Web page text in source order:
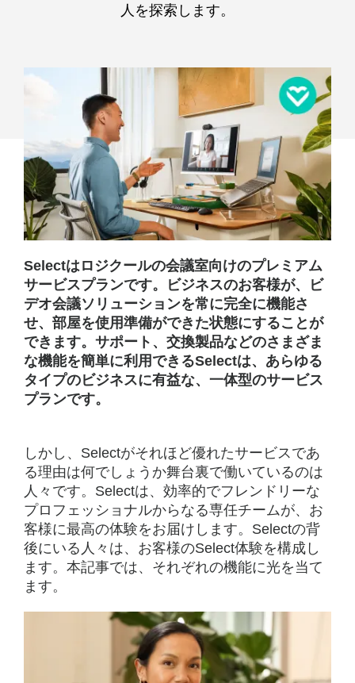
支
る
チ
ー
ム
人を探索します。
Selectはロジクールの会議室向けのプレミアム
サービスプランです。ビジネスのお客様が、ビ
デオ会議ソリューションを常に完全に機能さ
せ、部屋を使用準備ができた状態にすることが
できます。サポート、交換製品などのさまざま
な機能を簡単に利用できるSelectは、あらゆる
タイプのビジネスに有益な、一体型のサービス
プランです。
しかし、Selectがそれほど優れたサービスであ
る理由は何でしょうか舞台裏で働いているのは
人々です。Selectは、効率的でフレンドリーな
プロフェッショナルからなる専任チームが、お
客様に最高の体験をお届けします。Selectの背
後にいる人々は、お客様のSelect体験を構成し
ます。本記事では、それぞれの機能に光を当て
ます。